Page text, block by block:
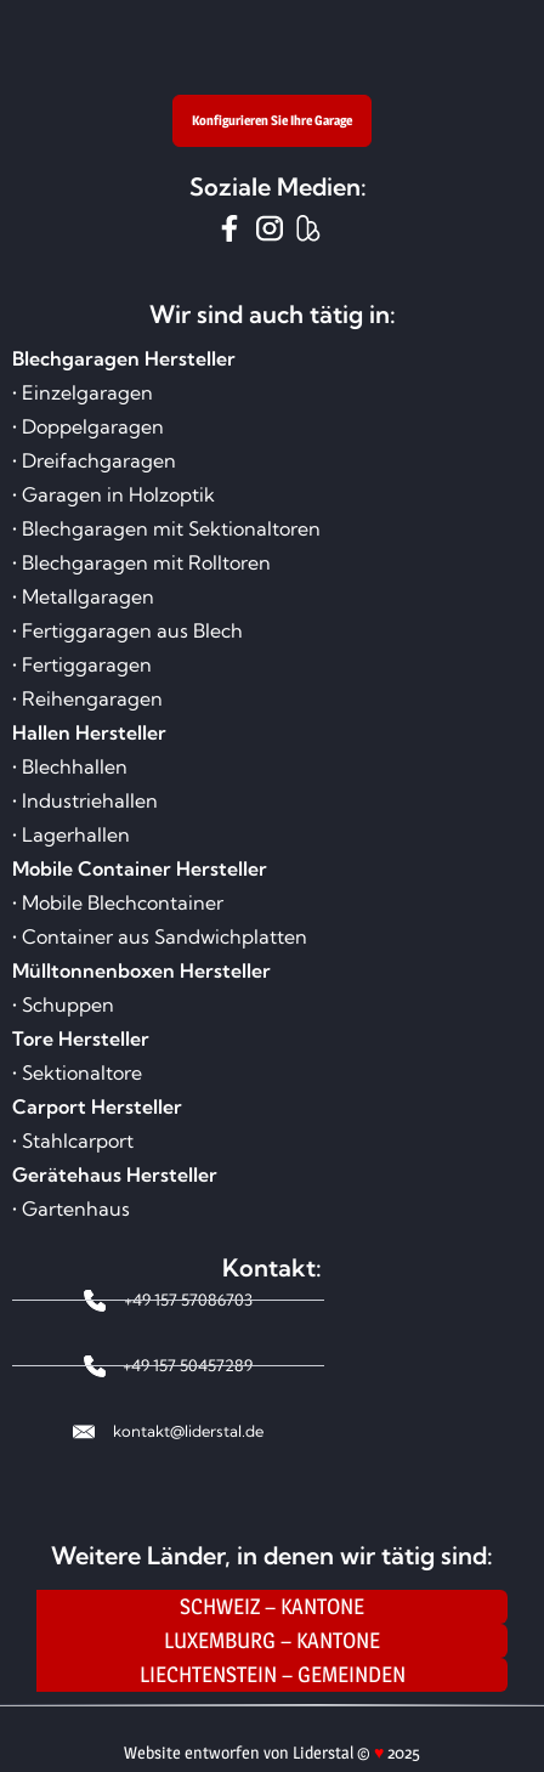
Konfigurieren Sie Ihre Garage
Soziale Medien:
Wir sind auch tätig in:
Blechgaragen Hersteller
• Einzelgaragen
• Doppelgaragen
• Dreifachgaragen
• Garagen in Holzoptik
• Blechgaragen mit Sektionaltoren
• Blechgaragen mit Rolltoren
• Metallgaragen
• Fertiggaragen aus Blech
• Fertiggaragen
• Reihengaragen
Hallen Hersteller
• Blechhallen
• Industriehallen
• Lagerhallen
Mobile Container Hersteller
• Mobile Blechcontainer
• Container aus Sandwichplatten
Mülltonnenboxen Hersteller
• Schuppen
Tore Hersteller
• Sektionaltore
Carport Hersteller
• Stahlcarport
Gerätehaus Hersteller
• Gartenhaus
Kontakt:
+49 157 57086703
+49 157 50457289
kontakt@liderstal.de
Weitere Länder, in denen wir tätig sind:
SCHWEIZ – KANTONE
LUXEMBURG – KANTONE
LIECHTENSTEIN – GEMEINDEN
Website entworfen von Liderstal © ♥2025